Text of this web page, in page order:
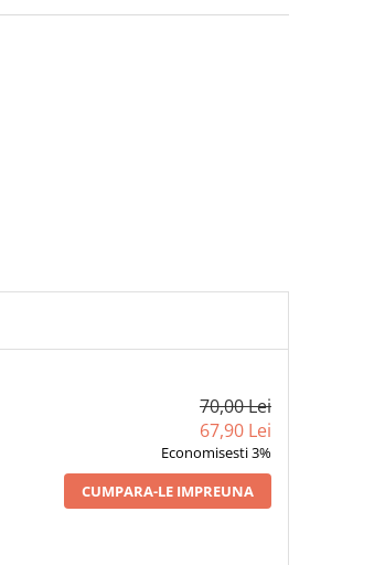
70,00 Lei
67,90 Lei
Economisesti 3%
CUMPARA-LE IMPREUNA